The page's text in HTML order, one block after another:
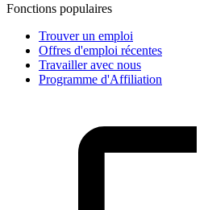
Fonctions populaires
Trouver un emploi
Offres d'emploi récentes
Travailler avec nous
Programme d'Affiliation